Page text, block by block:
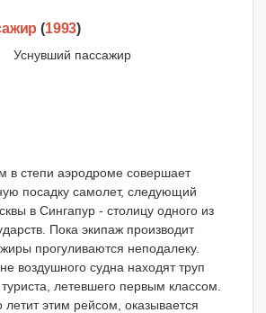
(1993)
в степи аэродроме совершает
посадку самолет, следующий
в Сингапур - столицу одного из
Пока экипаж производит
прогуливаются неподалеку.
воздушного судна находят труп
летевшего первым классом.
летит этим рейсом, оказывается